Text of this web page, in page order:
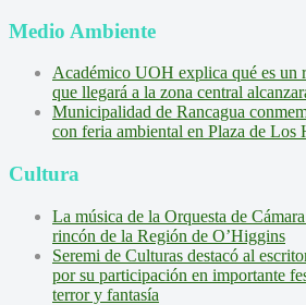
Medio Ambiente
Académico UOH explica qué es un
que llegará a la zona central
Municipalidad de Rancagua
con feria ambiental en Plaza de Los
Cultura
La música de la Orquesta de
rincón de la Región de O’Higgins
Seremi de Culturas destacó al
por su participación en importante
terror y fantasía